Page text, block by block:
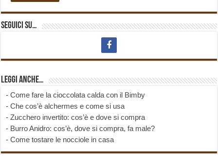
Seguici su…
Leggi anche…
-Come fare la cioccolata calda con il Bimby
-Che cos’è alchermes e come si usa
-Zucchero invertito: cos’è e dove si compra
- Burro Anidro: cos’è, dove si compra, fa male?
-Come tostare le nocciole in casa